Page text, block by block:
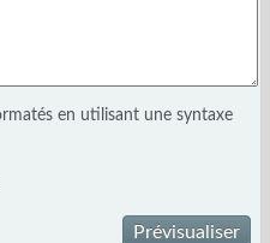
en utilisant une syntaxe
Prévisualiser